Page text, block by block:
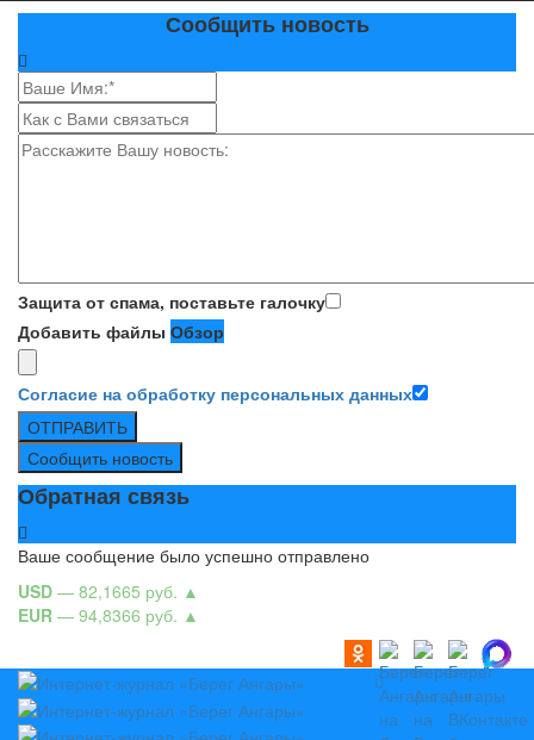
Сообщить новость
Защита от спама, поставьте галочку
Добавить файлы Обзор
Согласие на обработку персональных данных
ОТПРАВИТЬ
Сообщить новость
Обратная связь
Ваше сообщение было успешно отправлено
USD — 82,1665 руб. ▲
EUR — 94,8366 руб. ▲